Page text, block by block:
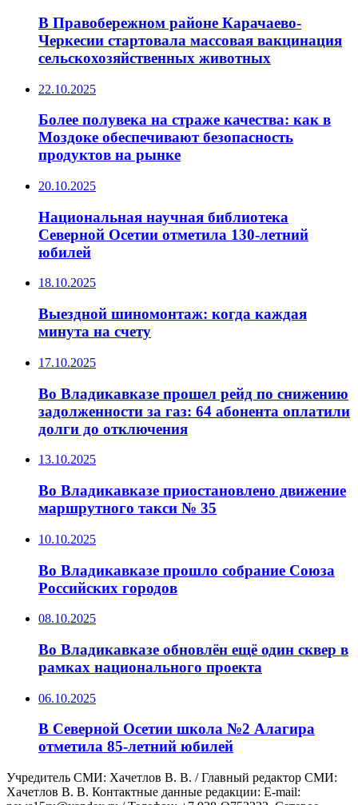
В Правобережном районе Карачаево-
Черкесии стартовала массовая вакцинация
сельскохозяйственных животных
22.10.2025
Более полувека на страже качества: как в
Моздоке обеспечивают безопасность
продуктов на рынке
20.10.2025
Национальная научная библиотека
Северной Осетии отметила 130-летний
юбилей
18.10.2025
Выездной шиномонтаж: когда каждая
минута на счету
17.10.2025
Во Владикавказе прошел рейд по снижению
задолженности за газ: 64 абонента оплатили
долги до отключения
13.10.2025
Во Владикавказе приостановлено движение
маршрутного такси № 35
10.10.2025
Во Владикавказе прошло собрание Союза
Российских городов
08.10.2025
Во Владикавказе обновлён ещё один сквер в
рамках национального проекта
06.10.2025
В Северной Осетии школа №2 Алагира
отметила 85-летний юбилей
Учредитель СМИ: Хaчeтлoв B. B. / Главный редактор СМИ:
Хaчeтлoв B. B. Контактные данные редакции: E-mail: